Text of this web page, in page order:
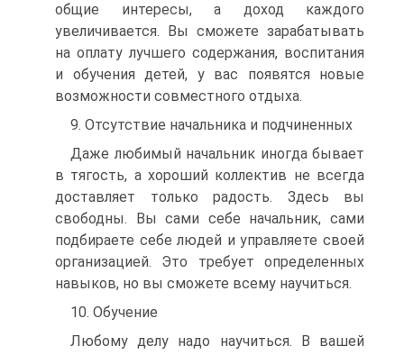
общие интересы, а доход каждого
увеличивается. Вы сможете зарабатывать
на оплату лучшего содержания, воспитания
и обучения детей, у вас появятся новые
возможности совместного отдыха.
9. Отсутствие начальника и подчиненных
Даже любимый начальник иногда бывает
в тягость, а хороший коллектив не всегда
доставляет только радость. Здесь вы
свободны. Вы сами себе начальник, сами
подбираете себе людей и управляете своей
организацией. Это требует определенных
навыков, но вы сможете всему научиться.
10. Обучение
Любому делу надо научиться. В вашей